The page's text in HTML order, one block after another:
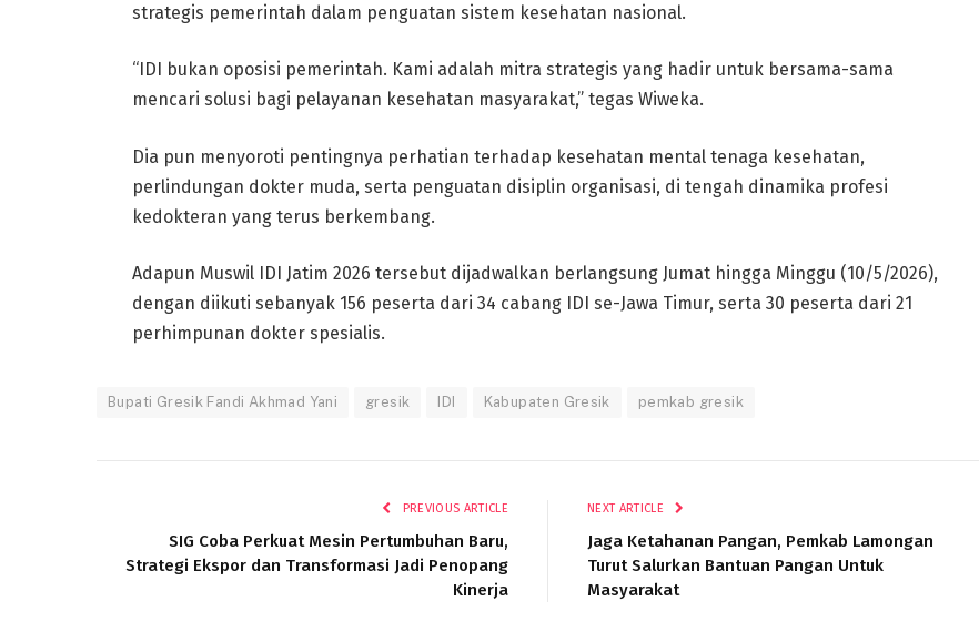
strategis pemerintah dalam penguatan sistem kesehatan nasional.
“IDI bukan oposisi pemerintah. Kami adalah mitra strategis yang hadir untuk bersama-sama
mencari solusi bagi pelayanan kesehatan masyarakat,” tegas Wiweka.
Dia pun menyoroti pentingnya perhatian terhadap kesehatan mental tenaga kesehatan,
perlindungan dokter muda, serta penguatan disiplin organisasi, di tengah dinamika profesi
kedokteran yang terus berkembang.
Adapun Muswil IDI Jatim 2026 tersebut dijadwalkan berlangsung Jumat hingga Minggu (10/5/2026),
dengan diikuti sebanyak 156 peserta dari 34 cabang IDI se-Jawa Timur, serta 30 peserta dari 21
perhimpunan dokter spesialis.
Bupati Gresik Fandi Akhmad Yani gresik IDI Kabupaten Gresik pemkab gresik
PREVIOUS ARTICLE
SIG Coba Perkuat Mesin Pertumbuhan Baru,
Strategi Ekspor dan Transformasi Jadi Penopang
Kinerja
NEXT ARTICLE
Jaga Ketahanan Pangan, Pemkab Lamongan
Turut Salurkan Bantuan Pangan Untuk
Masyarakat